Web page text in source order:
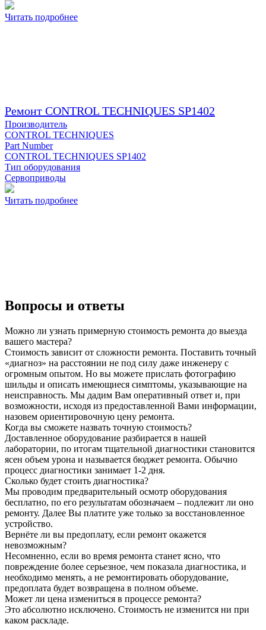
Читать подробнее
Ремонт CONTROL TECHNIQUES SP1402
Производитель
CONTROL TECHNIQUES
Part Number
CONTROL TECHNIQUES SP1402
Тип оборудования
Сервоприводы
Читать подробнее
Вопросы и ответы
Можно ли узнать примерную стоимость ремонта до выезда
вашего мастера?
Стоимость зависит от сложности ремонта. Поставить точный
«диагноз» на расстоянии не под силу даже инженеру с
огромным опытом. Но вы можете прислать фотографию
шильды и описать имеющиеся симптомы, указывающие на
неисправность. Мы дадим Вам оперативный ответ и, при
возможности, исходя из предоставленной Вами информации,
назовем ориентировочную цену ремонта.
Когда вы сможете назвать точную стоимость?
Доставленное оборудование разбирается в нашей
лаборатории, по итогам тщательной диагностики становится
ясен объем урона и называется бюджет ремонта. Обычно
процесс диагностики занимает 1-2 дня.
Сколько будет стоить диагностика?
Мы проводим предварительный осмотр оборудования
бесплатно, по его результатам обозначаем – подлежит ли оно
ремонту. Далее Вы платите уже только за восстановленное
устройство.
Вернёте ли вы предоплату, если ремонт окажется
невозможным?
Несомненно, если во время ремонта станет ясно, что
повреждение более серьезное, чем показала диагностика, и
необходимо менять, а не ремонтировать оборудование,
предоплата будет возвращена в полном объеме.
Может ли цена измениться в процессе ремонта?
Это абсолютно исключено. Стоимость не изменится ни при
каком раскладе.